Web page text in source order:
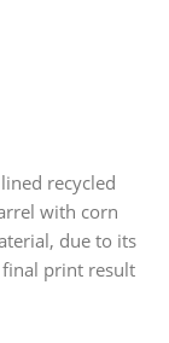
recycled
with corn
due to its
print result